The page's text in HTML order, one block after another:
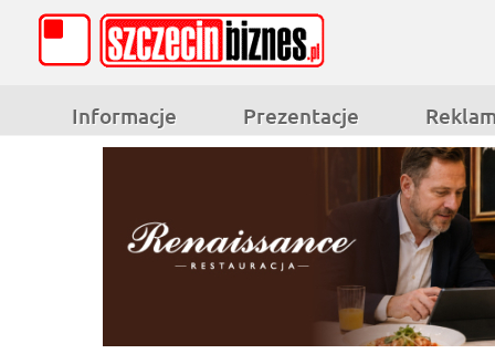
Informacje Prezentacje